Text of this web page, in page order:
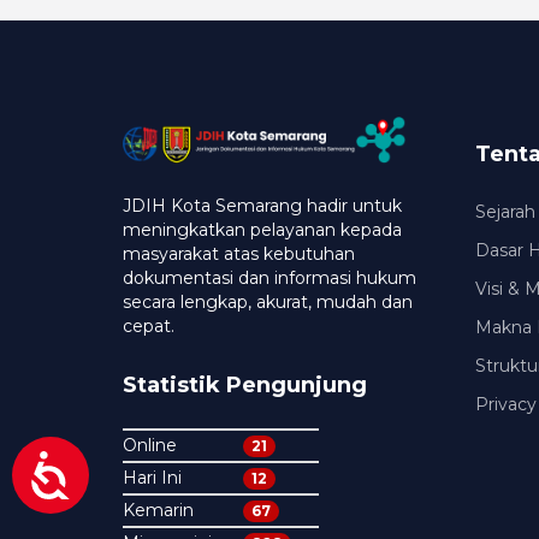
JDIH Kota Semarang hadir untuk
meningkatkan pelayanan kepada
masyarakat atas kebutuhan
dokumentasi dan informasi hukum
secara lengkap, akurat, mudah dan
cepat.
Statistik Pengunjung
Online 21
Hari Ini 12
Kemarin 67
Dasar
Visi &
Makna